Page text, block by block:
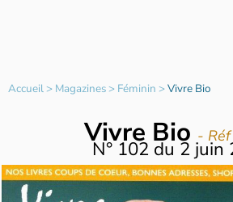
Accueil> Magazines> Féminin >Vivre Bio
Vivre Bio -
N°102 du2 juin